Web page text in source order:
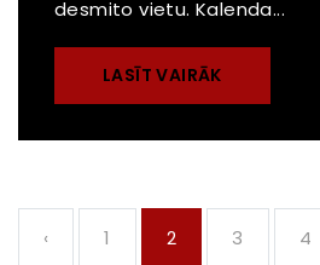
desmito vietu. Kalenda...
LASĪT VAIRĀK
‹ 1 2 3 4